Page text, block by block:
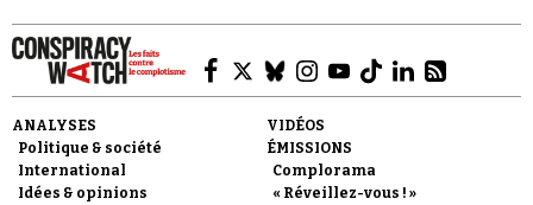
ANALYSES
Politique & société
International
Idées & opinions
VIDÉOS
ÉMISSIONS
Complorama
« Réveillez-vous ! »